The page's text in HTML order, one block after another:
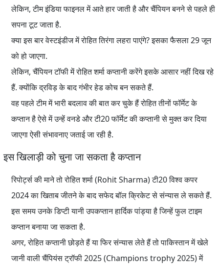
लेकिन, टीम इंडिया फाइनल में आते हार जाती है और चैंपियन बनने से पहले ही
सपना टूट जाता है.
क्या इस बार वेस्टइंडीज में रोहित तिरंगा लहरा पाएंगे? इसका फैसला 29 जून
को हो जाएगा.
लेकिन, चैंपियन टॉफी में रोहित शर्मा कप्तानी करेंगे इसके आसार नहीं दिख रहे
हैं. क्योंकि द्रविड़ के बाद गंभीर हेड कोच बन सकते हैं.
वह पहले टीम में भारी बदलाव की बात कर चुके हैं रोहित तीनों फॉर्मेट के
कप्तान है ऐसे में उन्हें वनडे और टी20 फॉर्मेट की कप्तानी से मुक्त कर दिया
जाएगा ऐसी संभावनाए जताई जा रही है.
इस खिलाड़ी को चुना जा सकता है कप्तान
रिपोर्ट्स की माने तो रोहित शर्मा (Rohit Sharma) टी20 विश्व कपर
2024 का खिताब जीतने के बाद सफेद बॉल क्रिकेट से संन्यास ले सकते हैं.
इस समय उनके डिप्टी यानी उपकप्तानहार्दिक पांड्याहै जिन्हें फुल टाइम
कप्तान बनाया जा सकता है.
अगर, रोहित कप्तानी छोड़ते हैं या फिर संन्यास लेते हैं तो पाकिस्तान में खेले
जानी वाली चैंपियंस ट्रॉफी 2025 (Champions trophy 2025) में